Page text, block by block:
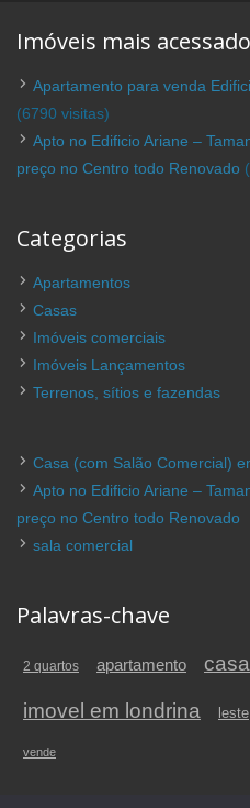
Imóveis mais
Apartamento para venda
(6790 visitas)
Apto no Edificio Ariane –
preço no Centro todo Renovado
Categorias
Apartamentos
Casas
Imóveis comerciais
Imóveis Lançamentos
Terrenos, sítios e fazendas
Casa (com Salão Comercial)
Apto no Edificio Ariane –
preço no Centro todo Renovado
sala comercial
Palavras-chave
2 quartos apartamento casa
imovel em londrina leste
vende